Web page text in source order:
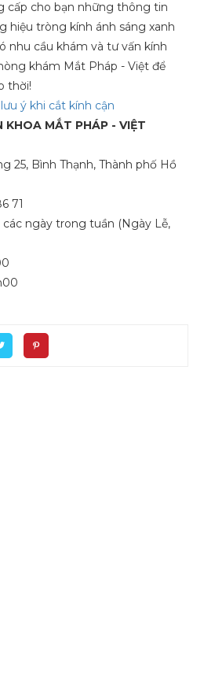
cấp cho bạn những thông tin
hiệu tròng kính ánh sáng xanh
nhu cầu khám và tư vấn kính
khám Mắt Pháp - Việt để
thời!
ý khi cắt kính cận
KHOA MẮT PHÁP - VIỆT
25, Bình Thạnh, Thành phố Hồ
71
ngày trong tuần (Ngày Lễ,